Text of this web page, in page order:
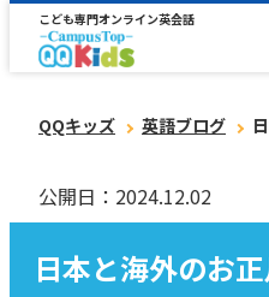
こども専門オンライン英会話
QQキッズ 英語ブログ 日
公開日：2024.12.02
日本と海外のお